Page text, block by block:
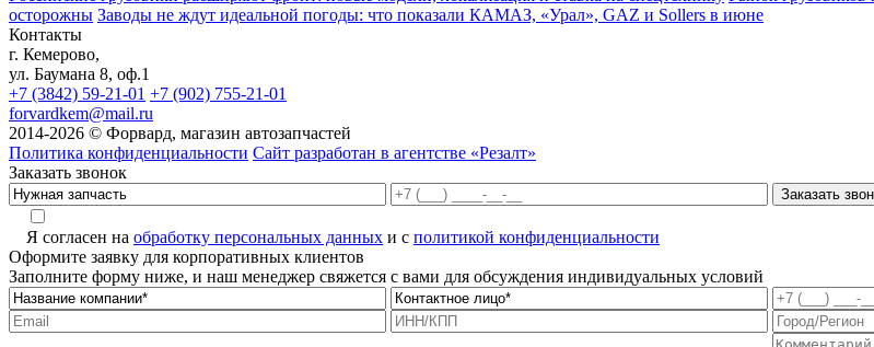
осторожны Заводы не ждут идеальной погоды: что показали КАМАЗ, «Урал», GAZ и Sollers в июне
Контакты
г. Кемерово,
ул. Баумана 8, оф.1
+7 (3842) 59-21-01 +7 (902) 755-21-01
forvardkem@mail.ru
2014-2026 © Форвард, магазин автозапчастей
Политика конфиденциальности Сайт разработан в агентстве «Резалт»
Заказать звонок
Я согласен на обработку персональных данных и с политикой конфиденциальности
Оформите заявку для корпоративных клиентов
Заполните форму ниже, и наш менеджер свяжется с вами для обсуждения индивидуальных условий